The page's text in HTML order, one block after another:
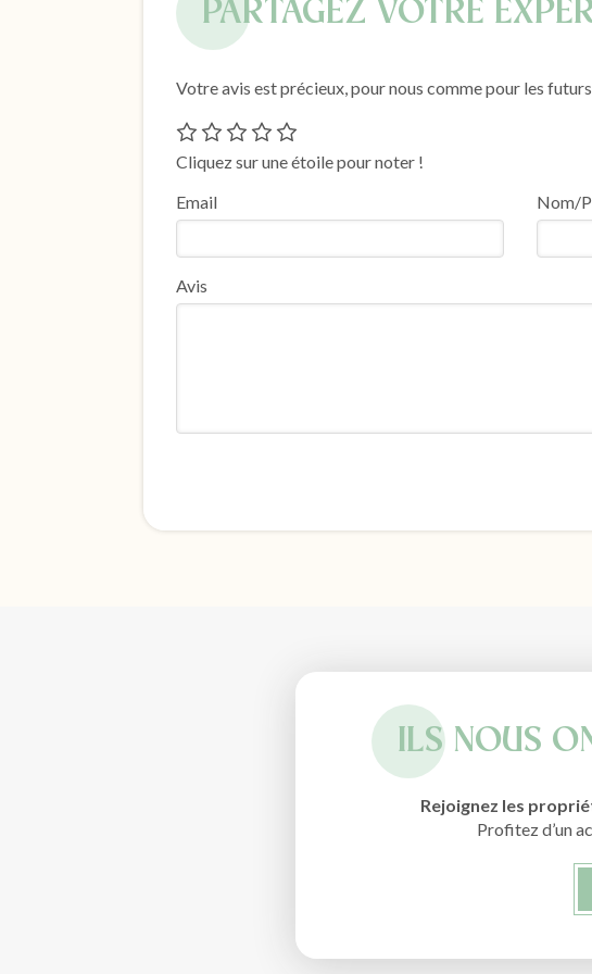
PARTAGEZ VOTRE
Votre avis est précieux, pour nous comme pour les
Cliquez sur une étoile pour noter !
Email
Nom/
Avis
ILS NOUS
Rejoignez les
Profitez d’un